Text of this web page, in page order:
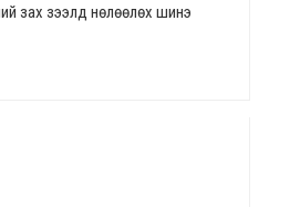
зах зээлд нөлөөлөх шинэ